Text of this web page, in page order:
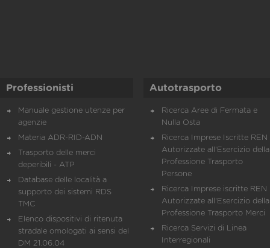
Professionisti
Manuale gestione utenze per
agenzie
Materia ADR-RID-ADN
Trasporto delle merci
deperibili - ATP
Database delle località a
supporto dei sistemi RDS
TMC
Elenco dispositivi di ritenuta
stradale omologati ai sensi del
DM 21.06.04
Autotrasporto
Ricerca Aree di Fermata e
Nulla Osta
Ricerca Imprese Iscritte REN
Autorizzate all'Esercizio della
Professione Trasporto
Persone
Ricerca Imprese iscritte REN
Autorizzate all'Esercizio della
Professione Trasporto Merci
Ricerca Servizi di Linea
Interregionali